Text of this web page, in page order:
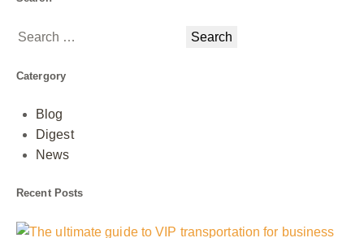
Catergory
Blog
Digest
News
Recent Posts